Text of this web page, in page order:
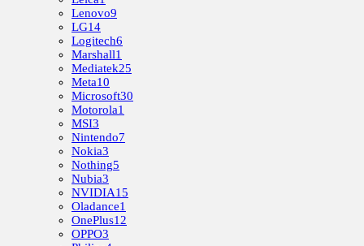
Lenovo9
LG14
Logitech6
Marshall1
Mediatek25
Meta10
Microsoft30
Motorola1
MSI3
Nintendo7
Nokia3
Nothing5
Nubia3
NVIDIA15
Oladance1
OnePlus12
OPPO3